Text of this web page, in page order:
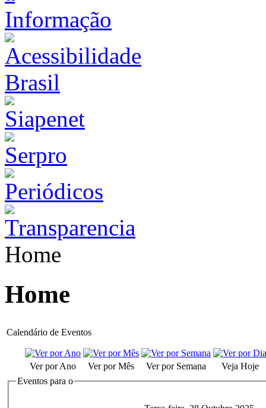
Home
Home
Calendário de Eventos
Ver por Ano Ver por Mês Ver por Semana
Veja Hoje
Eventos para o